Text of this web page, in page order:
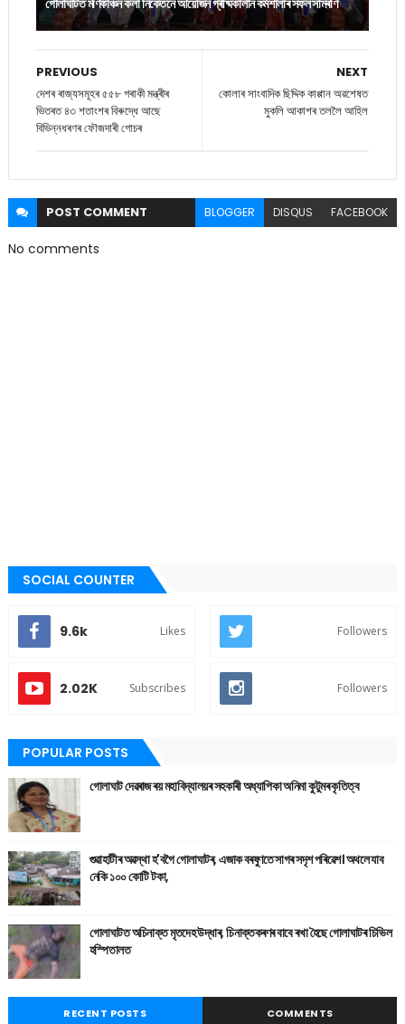
NEXT
কোলাৰ সাংবাদিক ছিদ্দিক কাপ্পান অৱশেষত
মুকলি আকাশৰ তললৈ আহিল
PREVIOUS
দেশৰ ৰাজ্যসমূহৰ ৫৫৮ গৰাকী মন্ত্ৰীৰ
ভিতৰত ৪৩ শতাংশৰ বিৰুদ্ধে আছে
বিভিন্নধৰণৰ ফৌজদাৰী গোচৰ
POST COMMENT BLOGGER DISQUS FACEBOOK
No comments
SOCIAL COUNTER
9.6k Likes Followers
2.02K Subscribes Followers
POPULAR POSTS
গোলাঘাট দেৱৰাজ ৰয় মহাবিদ্যালয়ৰ সহকাৰী অধ্যাপিকা অনিমা কুটুমৰ কৃতিত্ব
গুৱাহাটীৰ অৱস্থা হ'বগৈ গোলাঘাটৰ, এজাক বৰষুণতে সাগৰ সদৃশ পৰিৱেশ। অথলে যাব
নেকি ১০০ কোটি টকা,
গোলাঘাটত অচিনাক্ত মৃতদেহ উদ্ধাৰ, চিনাক্তকৰণৰ বাবে ৰখা হৈছে গোলাঘাটৰ চিভিল
হস্পিতালত
RECENT POSTS COMMENTS